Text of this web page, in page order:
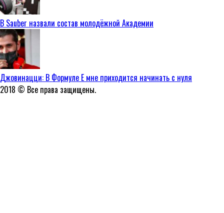
В Sauber назвали состав молодёжной Академии
Джовинацци: В Формуле E мне приходится начинать с нуля
2018 © Все права защищены.